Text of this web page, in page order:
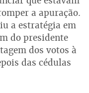
a apuração.
a estratégia em
do presidente
dos votos à
das cédulas